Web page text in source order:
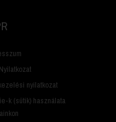
nyilatkozat
k (sütik) használata